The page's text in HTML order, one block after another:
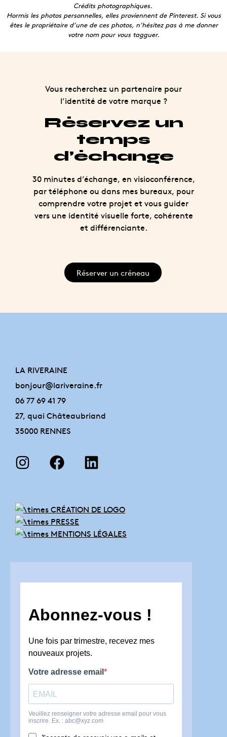
Crédits photographiques.
Hormis les photos personnelles, elles proviennent de Pinterest. Si vous
êtes le propriétaire d’une de ces photos, n’hésitez pas à me donner
votre nom pour vous tagguer.
Vous recherchez un partenaire pour
l’identité de votre marque ?
Réservez un
temps
d’échange
30 minutes d’échange, en visioconférence,
par téléphone ou dans mes bureaux, pour
comprendre votre projet et vous guider
vers une identité visuelle forte, cohérente
et différenciante.
Réserver un créneau
LA RIVERAINE
bonjour@lariveraine.fr
06 77 69 41 79
27, quai Châteaubriand
35000 RENNES
CRÉATION DE LOGO
PRESSE
MENTIONS LÉGALES